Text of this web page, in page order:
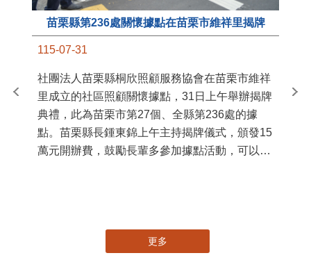
苗栗縣第236處關懷據點在苗栗市維祥里揭牌
115-07-31
社團法人苗栗縣桐欣照顧服務協會在苗栗市維祥
里成立的社區照顧關懷據點，31日上午舉辦揭牌
典禮，此為苗栗市第27個、全縣第236處的據
點。苗栗縣長鍾東錦上午主持揭牌儀式，頒發15
萬元開辦費，鼓勵長輩多參加據點活動，可以更
苗
更多